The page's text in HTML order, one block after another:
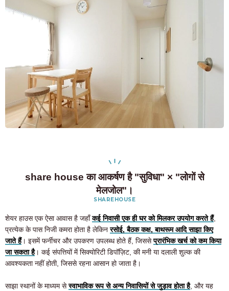
share house का आकर्षण है "सुविधा" × "लोगों से
मेलजोल"।
SHAREHOUSE
शेयर हाउस एक ऐसा आवास है जहाँकई निवासी एक ही घर को मिलकर उपयोग करते हैं,
प्रत्येक के पास निजी कमरा होता है लेकिनरसोई, बैठक कक्ष, बाथरूम आदि साझा किए
जाते हैं। इसमें फर्नीचर और उपकरण उपलब्ध होते हैं, जिससेप्रारंभिक खर्च को कम किया
जा सकता है। कई संपत्तियों में सिक्योरिटी डिपॉज़िट, की मनी या दलाली शुल्क की
आवश्यकता नहीं होती, जिससे रहना आसान हो जाता है।
साझा स्थानों के माध्यम सेस्वाभाविक रूप से अन्य निवासियों से जुड़ाव होता है, और यह